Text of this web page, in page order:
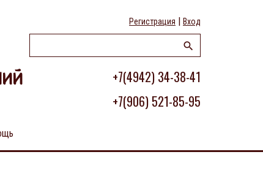
Регистрация | Вход
+7(4942) 34-38-41
+7(906) 521-85-95